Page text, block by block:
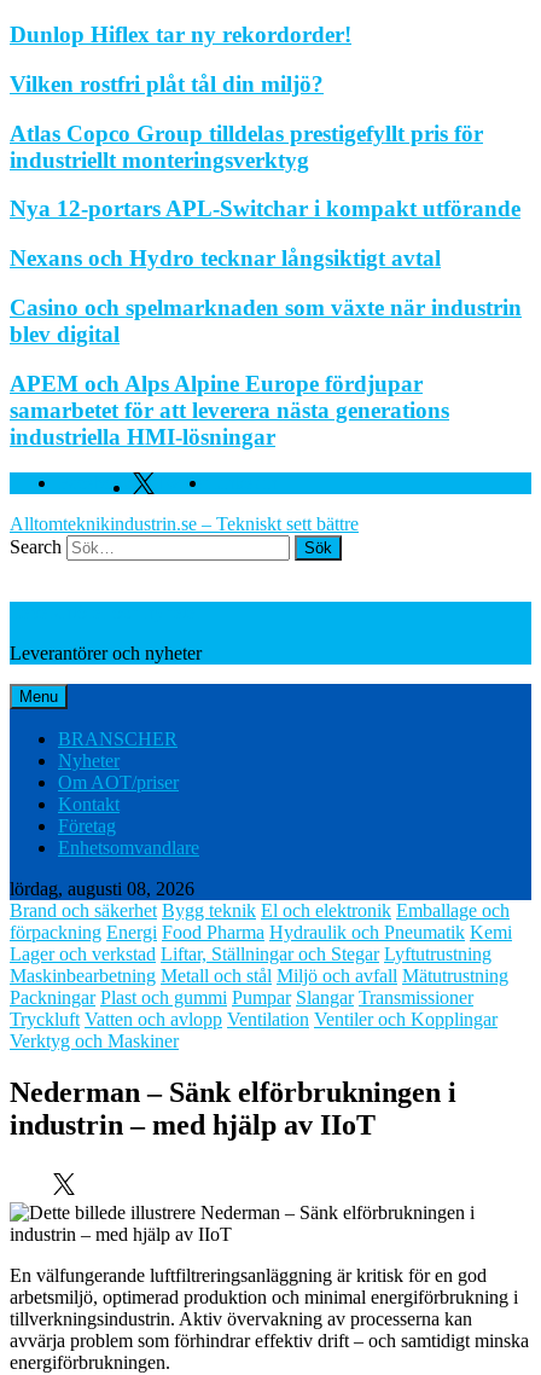
Dunlop Hiflex tar ny rekordorder!
Vilken rostfri plåt tål din miljö?
Atlas Copco Group tilldelas prestigefyllt pris för
industriellt monteringsverktyg
Nya 12-portars APL-Switchar i kompakt utförande
Nexans och Hydro tecknar långsiktigt avtal
Casino och spelmarknaden som växte när industrin
blev digital
APEM och Alps Alpine Europe fördjupar
samarbetet för att leverera nästa generations
industriella HMI-lösningar
Facebook Twitter
Alltomteknikindustrin.se – Tekniskt sett bättre
Search
Leverantörer och nyheter
Menu
BRANSCHER
Nyheter
Om AOT/priser
Kontakt
Företag
Enhetsomvandlare
lördag, augusti 08, 2026
Brand och säkerhet Bygg teknik El och elektronik Emballage och
förpackning Energi Food Pharma Hydraulik och Pneumatik Kemi
Lager och verkstad Liftar, Ställningar och Stegar Lyftutrustning
Maskinbearbetning Metall och stål Miljö och avfall Mätutrustning
Packningar Plast och gummi Pumpar Slangar Transmissioner
Tryckluft Vatten och avlopp Ventilation Ventiler och Kopplingar
Verktyg och Maskiner
Nederman – Sänk elförbrukningen i
industrin – med hjälp av IIoT
En välfungerande luftfiltreringsanläggning är kritisk för en god
arbetsmiljö, optimerad produktion och minimal energiförbrukning i
tillverkningsindustrin. Aktiv övervakning av processerna kan
avvärja problem som förhindrar effektiv drift – och samtidigt minska
energiförbrukningen.